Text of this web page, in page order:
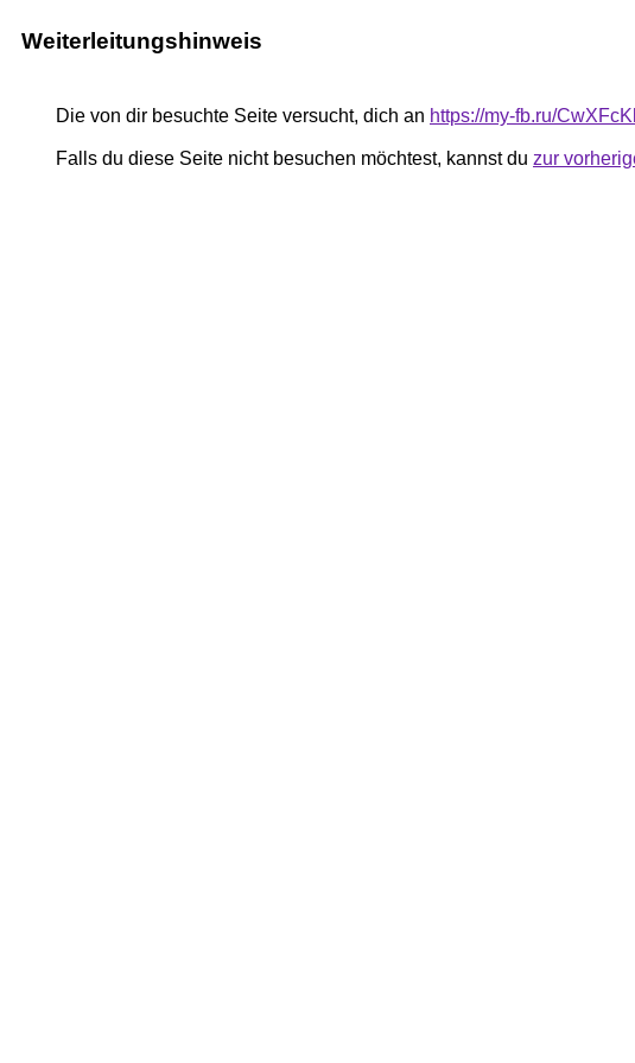
Weiterleitungshinweis
Die von dir besuchte Seite versucht, dich an https://my-fb.ru/
Falls du diese Seite nicht besuchen möchtest, kannst du zur